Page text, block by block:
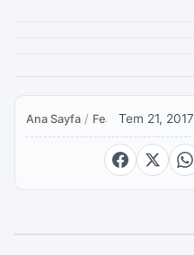
Ana Sayfa / FeaturedTem 21, 2017